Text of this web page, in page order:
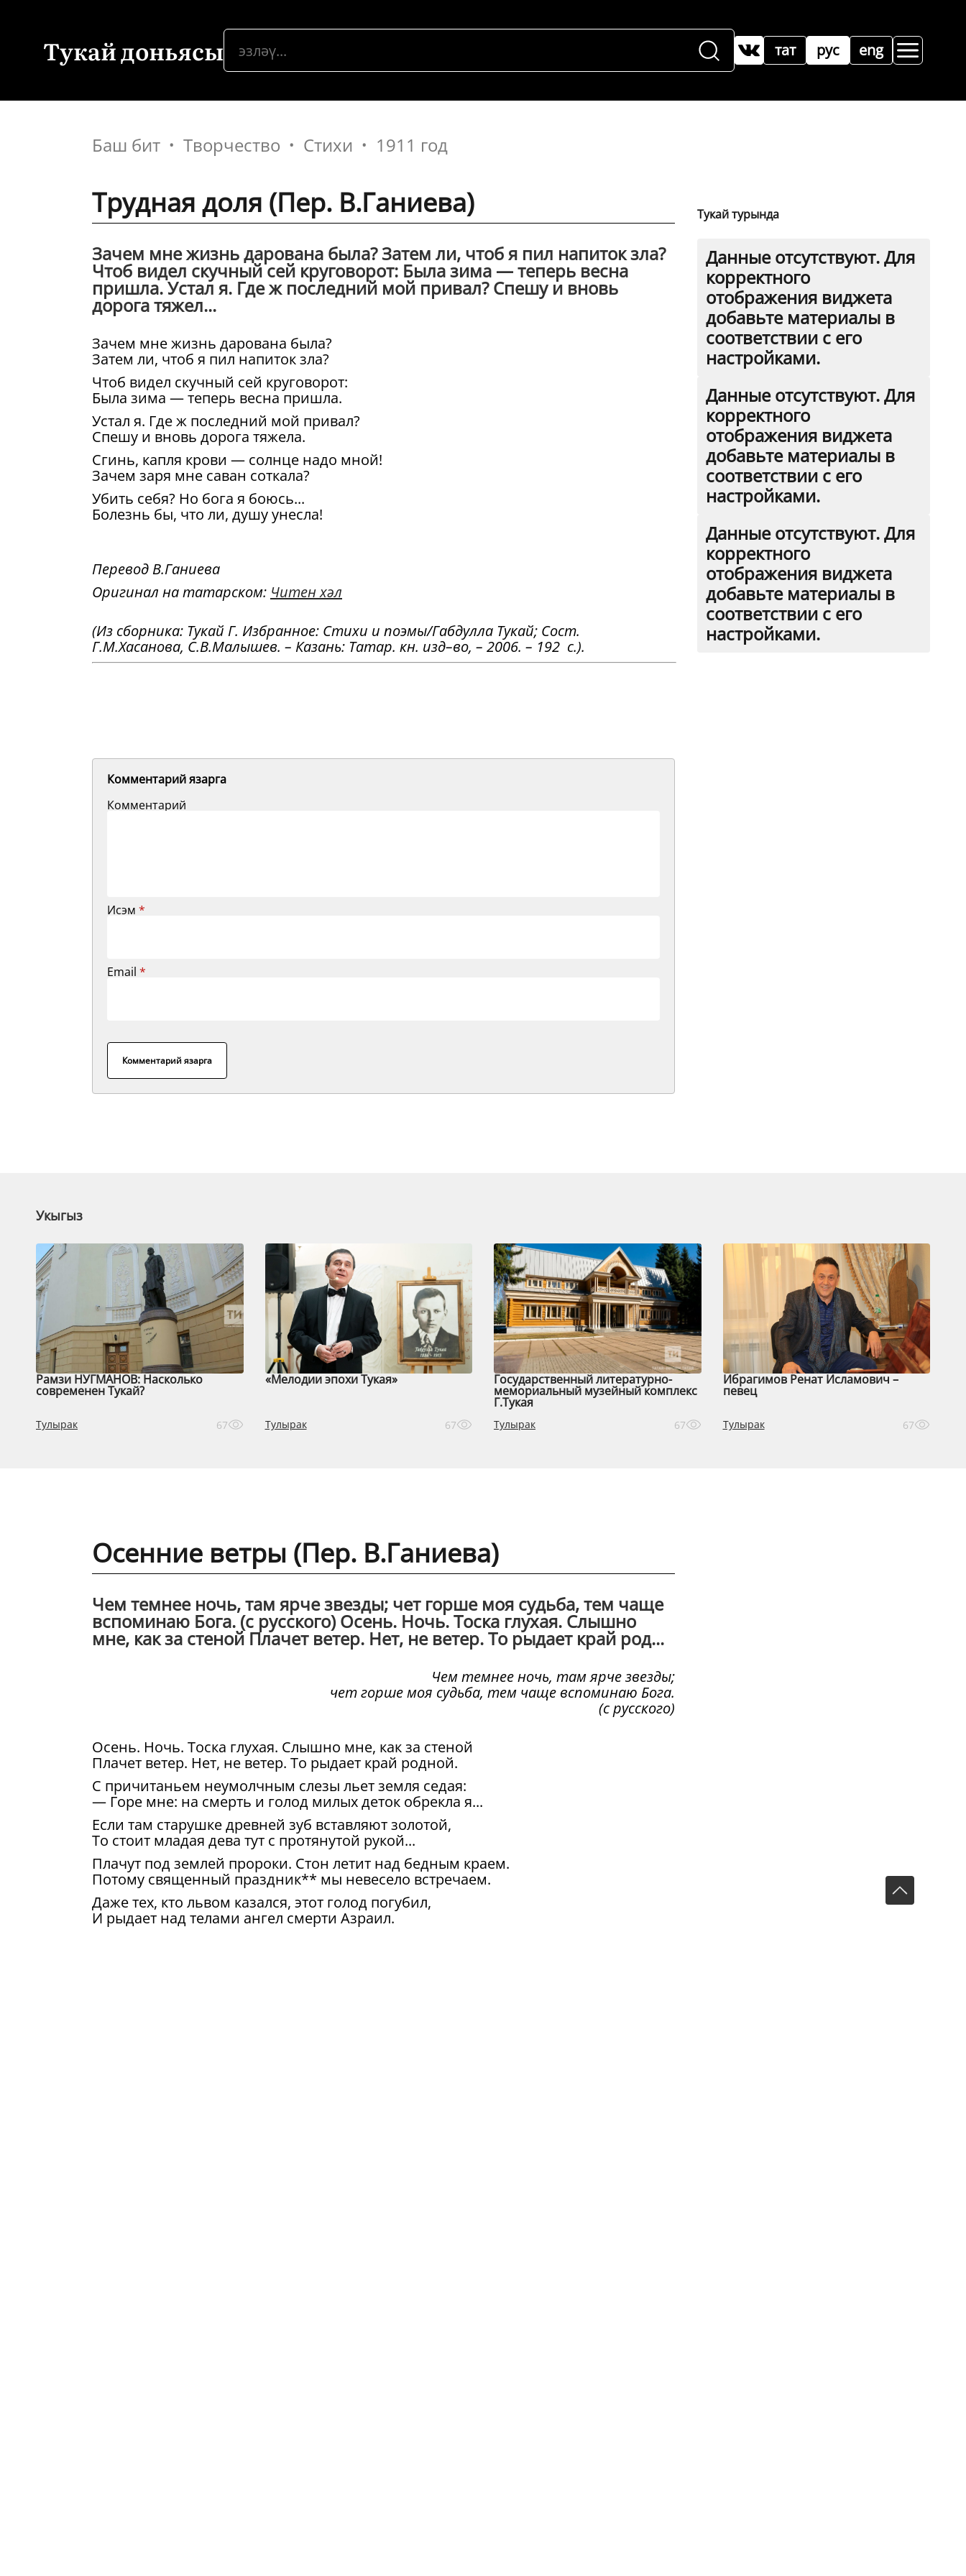
Тукай доньясы рус
тат eng
Баш бит Творчество Стихи 1911 год
Трудная доля (Пер. В.Ганиева)
Зачем мне жизнь дарована была? Затем ли, чтоб я пил напиток зла?
Чтоб видел скучный сей круговорот: Была зима — теперь весна
пришла. Устал я. Где ж последний мой привал? Спешу и вновь
дорога тяжел...
Зачем мне жизнь дарована была?
Затем ли, чтоб я пил напиток зла?
Чтоб видел скучный сей круговорот:
Была зима — теперь весна пришла.
Устал я. Где ж последний мой привал?
Спешу и вновь дорога тяжела.
Сгинь, капля крови — солнце надо мной!
Зачем заря мне саван соткала?
Убить себя? Но бога я боюсь...
Болезнь бы, что ли, душу унесла!
Перевод В.Ганиева
Оригинал на татарском: Читен хәл
(Из сборника: Тукай Г. Избранное: Стихи и поэмы/Габдулла Тукай; Сост.
Г.М.Хасанова, С.В.Малышев. – Казань: Татар. кн. изд–во, – 2006. – 192 с.).
Комментарий язарга
Комментарий
Исэм *
Email *
Комментарий язарга
Тукай турында
Данные отсутствуют. Для
корректного
отображения виджета
добавьте материалы в
соответствии с его
настройками.
Данные отсутствуют. Для
корректного
отображения виджета
добавьте материалы в
соответствии с его
настройками.
Данные отсутствуют. Для
корректного
отображения виджета
добавьте материалы в
соответствии с его
настройками.
Укыгыз
Рамзи НУГМАНОВ: Насколько
современен Тукай?
Тулырак 67
«Мелодии эпохи Тукая»
Тулырак 67
Государственный литературно-
мемориальный музейный комплекс
Г.Тукая
Тулырак 67
Ибрагимов Ренат Исламович –
певец
Тулырак 67
Осенние ветры (Пер. В.Ганиева)
Чем темнее ночь, там ярче звезды; чет горше моя судьба, тем чаще
вспоминаю Бога. (с русского) Осень. Ночь. Тоска глухая. Слышно
мне, как за стеной Плачет ветер. Нет, не ветер. То рыдает край род...
Чем темнее ночь, там ярче звезды;
чет горше моя судьба, тем чаще вспоминаю Бога.
(с русского)
Осень. Ночь. Тоска глухая. Слышно мне, как за стеной
Плачет ветер. Нет, не ветер. То рыдает край родной.
С причитаньем неумолчным слезы льет земля седая:
— Горе мне: на смерть и голод милых деток обрекла я...
Если там старушке древней зуб вставляют золотой,
То стоит младая дева тут с протянутой рукой...
Плачут под землей пророки. Стон летит над бедным краем.
Потому священный праздник** мы невесело встречаем.
Даже тех, кто львом казался, этот голод погубил,
И рыдает над телами ангел смерти Азраил.